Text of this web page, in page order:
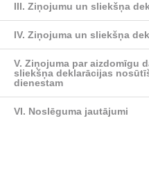
III. Ziņojumu un sliekšņa
IV. Ziņojuma un sliekšņa
V. Ziņojuma par aizdomīgu
sliekšņa deklarācijas
dienestam
VI. Noslēguma jautājumi